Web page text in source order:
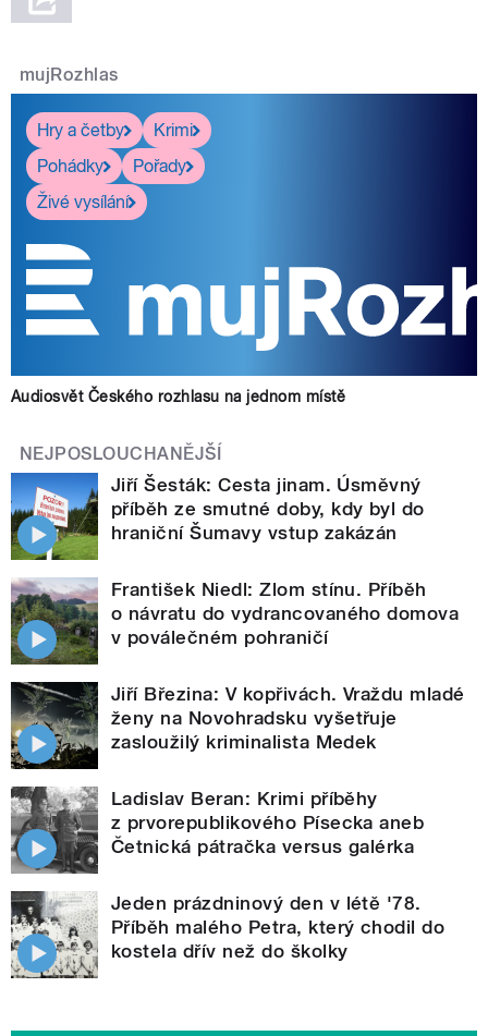
mujRozhlas
Hry a četby
Krimi
Pohádky
Pořady
Živé vysílání
Audiosvět Českého rozhlasu na jednom místě
NEJPOSLOUCHANĚJŠÍ
Jiří Šesták: Cesta jinam. Úsměvný
příběh ze smutné doby, kdy byl do
hraniční Šumavy vstup zakázán
František Niedl: Zlom stínu. Příběh
o návratu do vydrancovaného domova
v poválečném pohraničí
Jiří Březina: V kopřivách. Vraždu mladé
ženy na Novohradsku vyšetřuje
zasloužilý kriminalista Medek
Ladislav Beran: Krimi příběhy
z prvorepublikového Písecka aneb
Četnická pátračka versus galérka
Jeden prázdninový den v létě '78.
Příběh malého Petra, který chodil do
kostela dřív než do školky